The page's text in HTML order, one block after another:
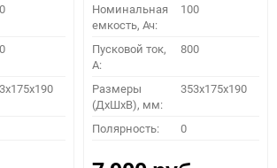
ПОДОБРАТЬ
Номинальная
емкость, Ач:
100
Пусковой ток,
A:
800
Размеры
(ДхШхВ), мм:
353x175x190
Полярность: 0